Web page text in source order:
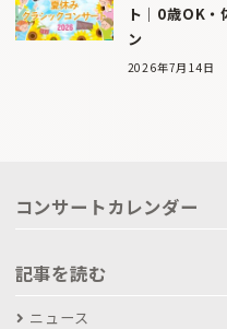
ト｜0歳OK・
ン
2026年7月14日
コンサートカレンダー
記事を読む
ニュース